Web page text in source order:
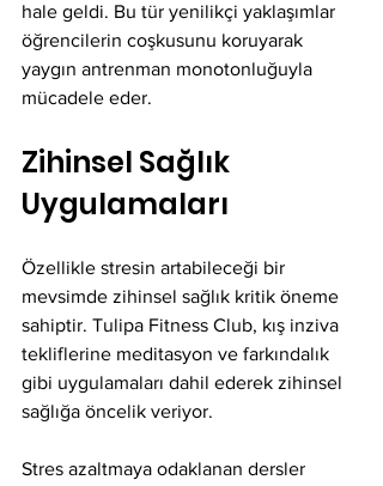
hale geldi. Bu tür yenilikçi yaklaşımlar
öğrencilerin coşkusunu koruyarak
yaygın antrenman monotonluğuyla
mücadele eder.
Zihinsel Sağlık
Uygulamaları
Özellikle stresin artabileceği bir
mevsimde zihinsel sağlık kritik öneme
sahiptir. Tulipa Fitness Club, kış inziva
tekliflerine meditasyon ve farkındalık
gibi uygulamaları dahil ederek zihinsel
sağlığa öncelik veriyor.
Stres azaltmaya odaklanan dersler